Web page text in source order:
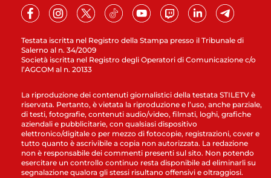
Testata iscritta nel Registro della Stampa presso il Tribunale di
Salerno al n. 34/2009
Società iscritta nel Registro degli Operatori di Comunicazione c/o
l’AGCOM al n. 20133
La riproduzione dei contenuti giornalistici della testata STILETV è
riservata. Pertanto, è vietata la riproduzione e l’uso, anche parziale,
di testi, fotografie, contenuti audio/video, filmati, loghi, grafiche
aziendali e pubblicitarie, con qualsiasi dispositivo
elettronico/digitale o per mezzo di fotocopie, registrazioni, cover e
tutto quanto è ascrivibile a copia non autorizzata. La redazione
non è responsabile dei commenti presenti sul sito. Non potendo
esercitare un controllo continuo resta disponibile ad eliminarli su
segnalazione qualora gli stessi risultano offensivi e oltraggiosi.